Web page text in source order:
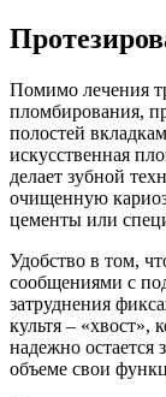
Помимо лечения
пломбирования,
полостей
искусственная
делает зубной
очищенную
цементы или
Удобство в том,
сообщениями с
затруднения
культя – «хвост»,
надежно
объеме свои